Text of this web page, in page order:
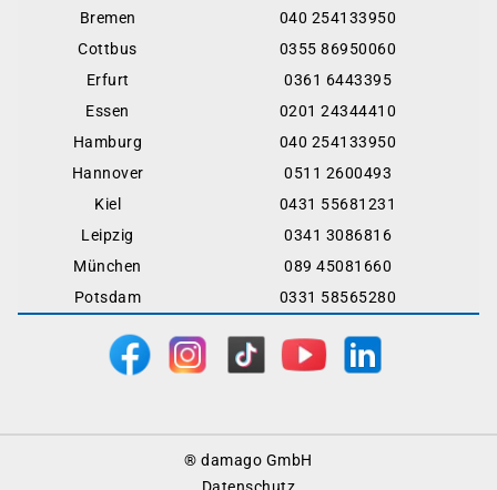
Bremen
040 254133950
Cottbus
0355 86950060
Erfurt
0361 6443395
Essen
0201 24344410
Hamburg
040 254133950
Hannover
0511 2600493
Kiel
0431 55681231
Leipzig
0341 3086816
München
089 45081660
Potsdam
0331 58565280
® damago GmbH